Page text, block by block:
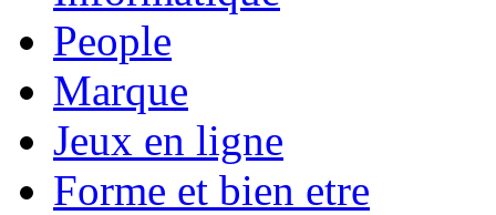
People
Marque
Jeux en ligne
Forme et bien etre